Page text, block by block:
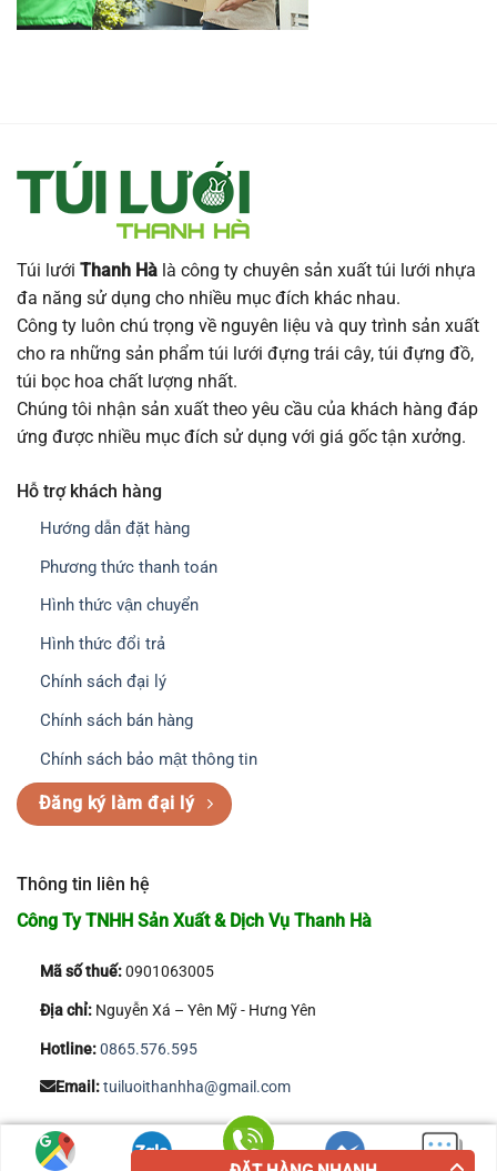
Túi lưới Thanh Hà là công ty chuyên sản xuất túi lưới nhựa
đa năng sử dụng cho nhiều mục đích khác nhau.
Công ty luôn chú trọng về nguyên liệu và quy trình sản xuất
cho ra những sản phẩm túi lưới đựng trái cây, túi đựng đồ,
túi bọc hoa chất lượng nhất.
Chúng tôi nhận sản xuất theo yêu cầu của khách hàng đáp
ứng được nhiều mục đích sử dụng với giá gốc tận xưởng.
Hỗ trợ khách hàng
Hướng dẫn đặt hàng
Phương thức thanh toán
Hình thức vận chuyển
Hình thức đổi trả
Chính sách đại lý
Chính sách bán hàng
Chính sách bảo mật thông tin
Đăng ký làm đại lý
Thông tin liên hệ
Công Ty TNHH Sản Xuất & Dịch Vụ Thanh Hà
Mã số thuế:0901063005
Địa chỉ:Nguyễn Xá – Yên Mỹ - Hưng Yên
Hotline:0865.576.595
Email:tuiluoithanhha@gmail.com
Copyright 2026 © Công Ty TNHH Sản Xuất & Dịch Vụ Thanh Hà